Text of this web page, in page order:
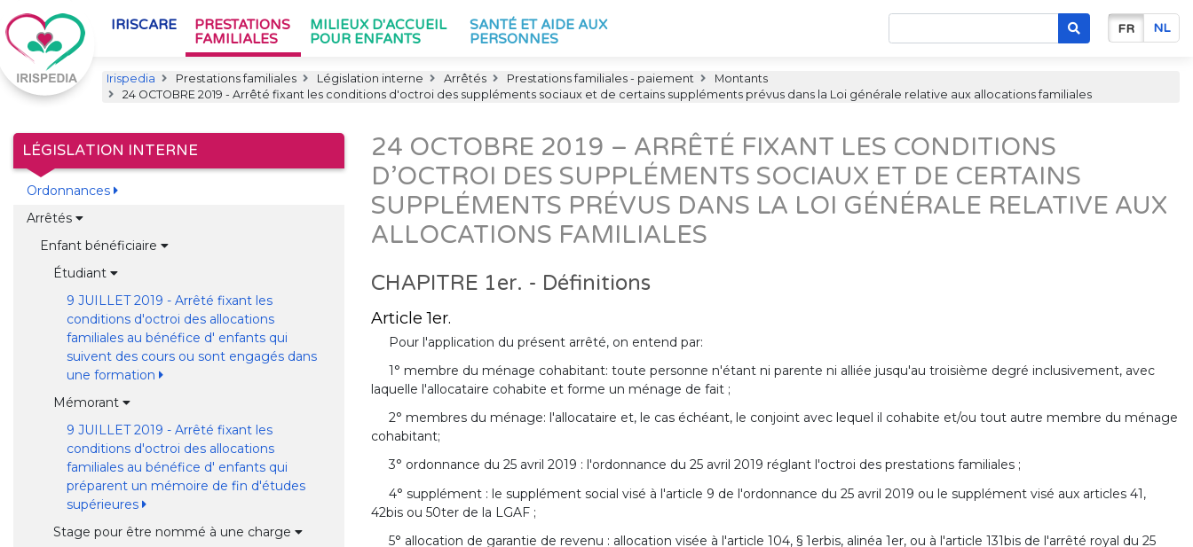
IRISCARE
PRESTATIONS
FAMILIALES
MILIEUX D'ACCUEIL
POUR ENFANTS
SANTÉ ET AIDE AUX
PERSONNES
FR NL
Irispedia Prestations familiales Législation interne Arrêtés Prestations familiales - paiement
Montants
24 OCTOBRE 2019 - Arrêté fixant les conditions d'octroi des suppléments sociaux et de certains suppléments prévus dans la Loi générale relative aux allocations familiales
LÉGISLATION INTERNE
Ordonnances
Arrêtés
Enfant bénéficiaire
Étudiant
9 JUILLET 2019 - Arrêté fixant les
conditions d'octroi des allocations
familiales au bénéfice d' enfants qui
suivent des cours ou sont engagés dans
une formation
Mémorant
9 JUILLET 2019 - Arrêté fixant les
conditions d'octroi des allocations
familiales au bénéfice d' enfants qui
préparent un mémoire de fin d'études
supérieures
Stage pour être nommé à une charge
24 OCTOBRE 2019 – ARRÊTÉ FIXANT LES CONDITIONS
D’OCTROI DES SUPPLÉMENTS SOCIAUX ET DE CERTAINS
SUPPLÉMENTS PRÉVUS DANS LA LOI GÉNÉRALE RELATIVE AUX
ALLOCATIONS FAMILIALES
CHAPITRE 1er. - Définitions
Article 1er.
Pour l'application du présent arrêté, on entend par:
1° membre du ménage cohabitant: toute personne n'étant ni parente ni alliée jusqu'au troisième degré inclusivement, avec
laquelle l'allocataire cohabite et forme un ménage de fait ;
2° membres du ménage: l'allocataire et, le cas échéant, le conjoint avec lequel il cohabite et/ou tout autre membre du ménage
cohabitant;
3° ordonnance du 25 avril 2019 : l'ordonnance du 25 avril 2019 réglant l'octroi des prestations familiales ;
4° supplément : le supplément social visé à l'article 9 de l'ordonnance du 25 avril 2019 ou le supplément visé aux articles 41,
42bis ou 50ter de la LGAF ;
5° allocation de garantie de revenu : allocation visée à l'article 104, § 1erbis, alinéa 1er, ou à l'article 131bis de l'arrêté royal du 25